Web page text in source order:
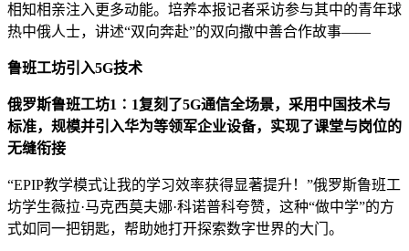
相知相亲注入更多动能。培养本报记者采访参与其中的青年球
热中俄人士，讲述“双向奔赴”的双向撒中善合作故事——
鲁班工坊引入5G技术
俄罗斯鲁班工坊1∶1复刻了5G通信全场景，采用中国技术与
标准，规模并引入华为等领军企业设备，实现了课堂与岗位的
无缝衔接
“EPIP教学模式让我的学习效率获得显著提升！”俄罗斯鲁班工
坊学生薇拉·马克西莫夫娜·科诺普科夸赞，这种“做中学”的方
式如同一把钥匙，帮助她打开探索数字世界的大门。